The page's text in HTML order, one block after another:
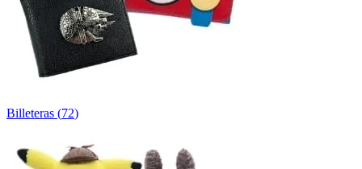
Billeteras (72)